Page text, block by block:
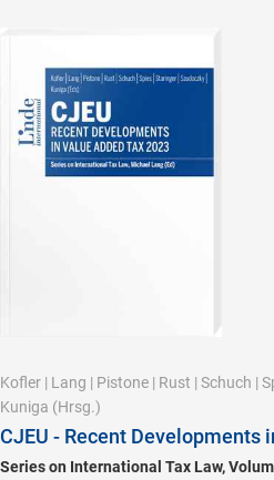
Kofler | Lang | Pistone | Rust | Schuch |
Kuniga (Hrsg.)
CJEU - Recent Developments
Series on International Tax Law,